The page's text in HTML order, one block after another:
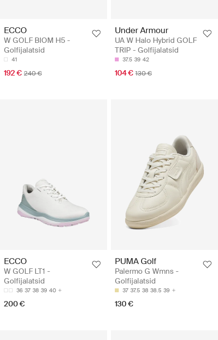
ECCO
W GOLF BIOM H5 -
Golfijalatsid
41
192 € 240 €
Under Armour
UA W Halo Hybrid GOLF
TRIP - Golfijalatsid
37.5 39 42
104 € 130 €
ECCO
W GOLF LT1 -
Golfijalatsid
36 37 38 39 40
200 €
PUMA Golf
Palermo G Wmns -
Golfijalatsid
37 37.5 38 38.5 39
130 €